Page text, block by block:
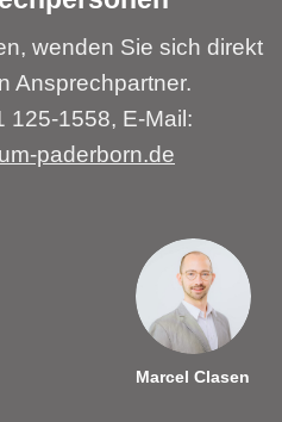
wenden Sie sich direkt
Ansprechpartner.
125-1558, E-Mail:
paderborn.de
Marcel Clasen